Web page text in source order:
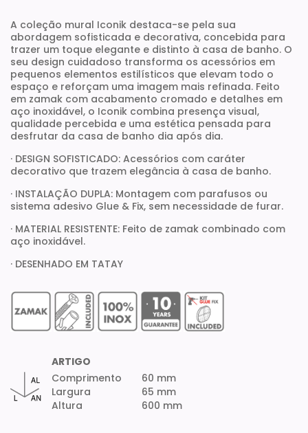
A coleção mural Iconik destaca-se pela sua
abordagem sofisticada e decorativa, concebida para
trazer um toque elegante e distinto à casa de banho. O
seu design cuidadoso transforma os acessórios em
pequenos elementos estilísticos que elevam todo o
espaço e reforçam uma imagem mais refinada. Feito
em zamak com acabamento cromado e detalhes em
aço inoxidável, o Iconik combina presença visual,
qualidade percebida e uma estética pensada para
desfrutar da casa de banho dia após dia.
· DESIGN SOFISTICADO: Acessórios com caráter
decorativo que trazem elegância à casa de banho.
· INSTALAÇÃO DUPLA: Montagem com parafusos ou
sistema adesivo Glue & Fix, sem necessidade de furar.
· MATERIAL RESISTENTE: Feito de zamak combinado com
aço inoxidável.
· DESENHADO EM TATAY
ARTIGO
Comprimento
Largura
Altura
60 mm
65 mm
600 mm